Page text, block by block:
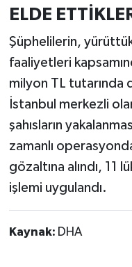
ELDE
Şüphelilerin,
faaliyetleri
milyon TL tutarında
İstanbul merkezli
şahısların
zamanlı
gözaltına alındı, 11
işlemi uygulandı.
Kaynak: DHA